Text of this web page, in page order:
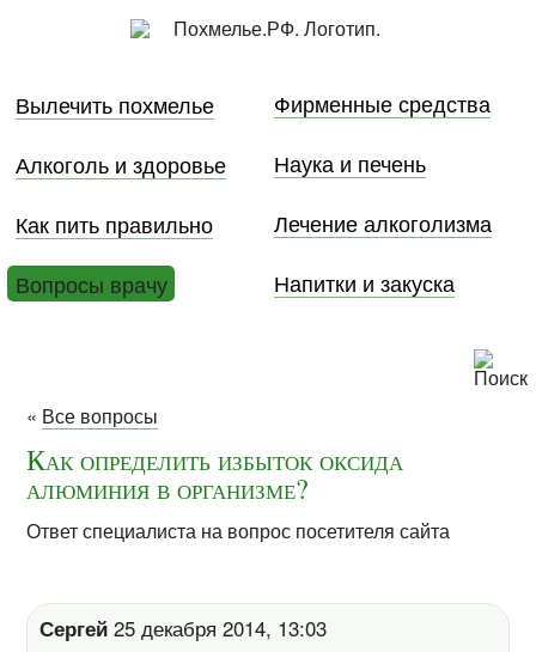
Вылечить похмелье
Фирменные средства
Алкоголь и здоровье
Наука и печень
Как пить правильно
Лечение алкоголизма
Вопросы врачу
Напитки и закуска
« Все вопросы
Как определить избыток оксида
алюминия в организме?
Ответ специалиста на вопрос посетителя сайта
Сергей 25 декабря 2014, 13:03